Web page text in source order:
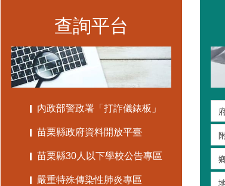
查詢平台
內政部警政署「打詐儀錶板」
苗栗縣政府資料開放平臺
苗栗縣30人以下學校公告專區
嚴重特殊傳染性肺炎專區